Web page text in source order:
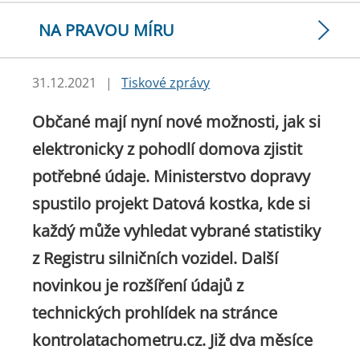
NA PRAVOU MÍRU
31.12.2021 | Tiskové zprávy
Občané mají nyní nové možnosti, jak si
elektronicky z pohodlí domova zjistit
potřebné údaje. Ministerstvo dopravy
spustilo projekt Datová kostka, kde si
každý může vyhledat vybrané statistiky
z Registru silničních vozidel. Další
novinkou je rozšíření údajů z
technických prohlídek na stránce
kontrolatachometru.cz. Již dva měsíce